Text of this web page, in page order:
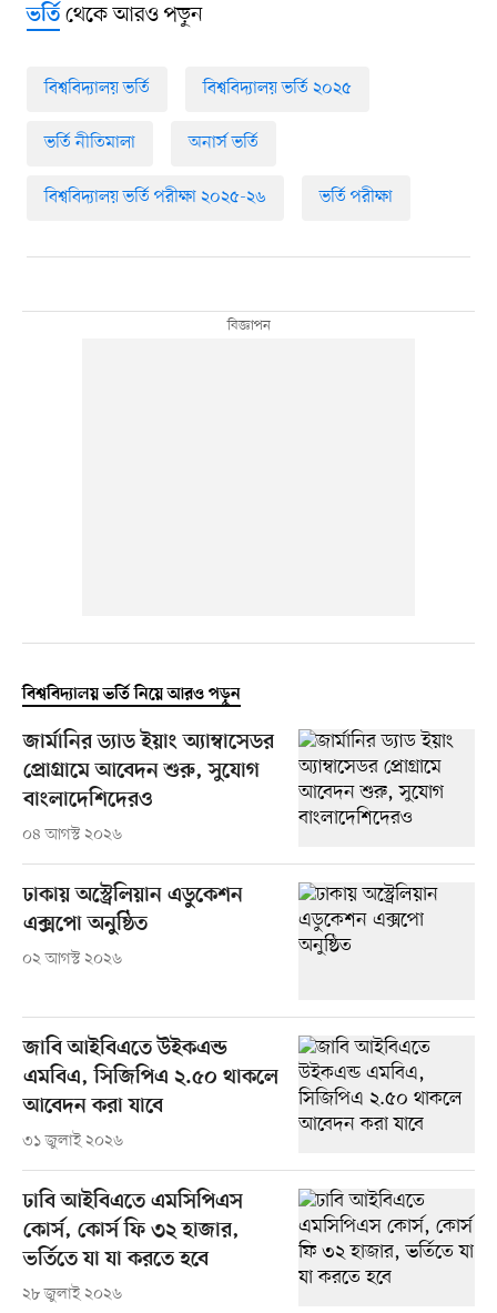
ভর্তিথেকে আরও পড়ুন
বিশ্ববিদ্যালয় ভর্তি বিশ্ববিদ্যালয় ভর্তি ২০২৫
ভর্তি নীতিমালা অনার্স ভর্তি
বিশ্ববিদ্যালয় ভর্তি পরীক্ষা ২০২৫-২৬ ভর্তি পরীক্ষা
বিশ্ববিদ্যালয় ভর্তি নিয়ে আরও পড়ুন
জার্মানির ড্যাড ইয়াং অ্যাম্বাসেডর
প্রোগ্রামে আবেদন শুরু, সুযোগ
বাংলাদেশিদেরও
০৪ আগস্ট ২০২৬
ঢাকায় অস্ট্রেলিয়ান এডুকেশন
এক্সপো অনুষ্ঠিত
০২ আগস্ট ২০২৬
জাবি আইবিএতে উইকএন্ড
এমবিএ, সিজিপিএ ২.৫০ থাকলে
আবেদন করা যাবে
৩১ জুলাই ২০২৬
ঢাবি আইবিএতে এমসিপিএস
কোর্স, কোর্স ফি ৩২ হাজার,
ভর্তিতে যা যা করতে হবে
২৮ জুলাই ২০২৬